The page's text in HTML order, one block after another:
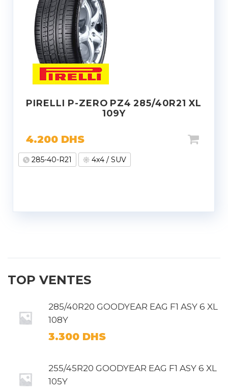
PIRELLI P-ZERO PZ4 285/40R21 XL
109Y
4.200 DHS
285-40-R21 4x4 / SUV
TOP VENTES
285/40R20 GOODYEAR EAG F1 ASY 6 XL
108Y
3.300 DHS
255/45R20 GOODYEAR EAG F1 ASY 6 XL
105Y